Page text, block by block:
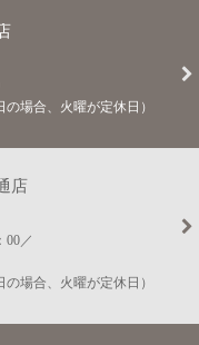
場合、火曜が定休日）
店
00／
場合、火曜が定休日）